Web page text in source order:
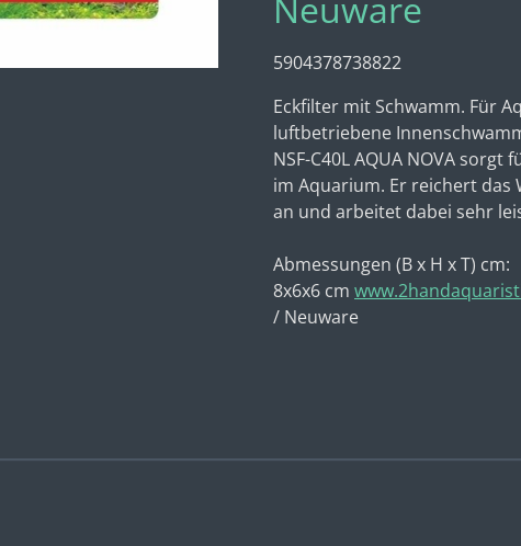
5904378738822
Eckfilter mit Schwamm. Für
luftbetriebene
NSF-C40L AQUA NOVA sorgt
im Aquarium. Er reichert das
an und arbeitet dabei sehr
Abmessungen (B x H x T) cm:
8x6x6 cm
/ Neuware